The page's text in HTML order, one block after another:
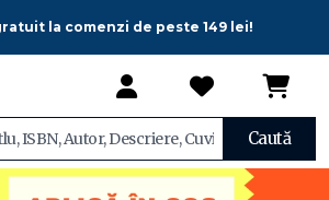
la comenzi de peste 149 lei!
Caută